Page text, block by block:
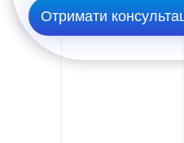
Використання
залученості